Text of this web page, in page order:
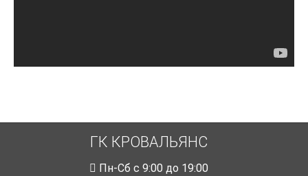
ГК КРОВАЛЬЯНС
Пн-Cб с 9:00 до 19:00